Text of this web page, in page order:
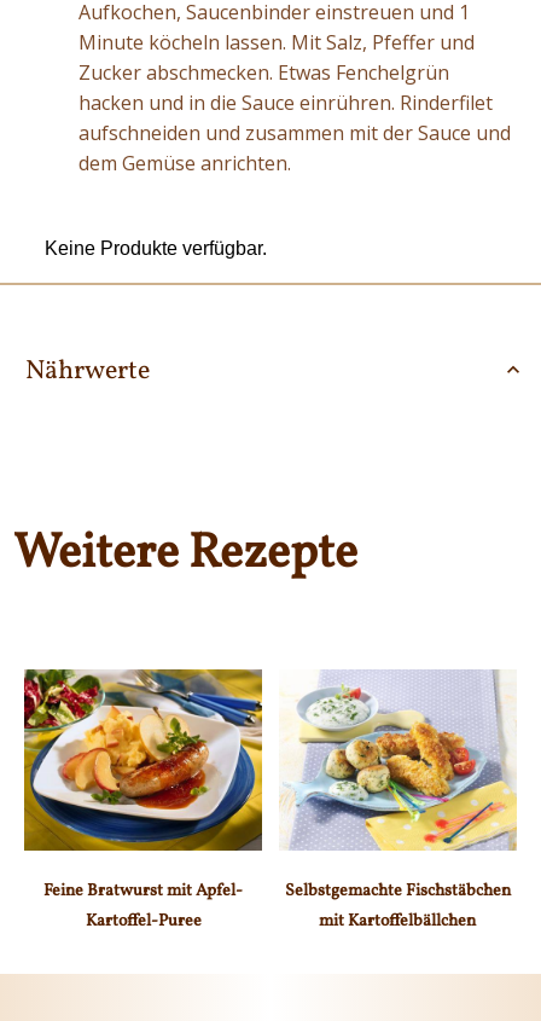
Aufkochen, Saucenbinder einstreuen und 1
Minute köcheln lassen. Mit Salz, Pfeffer und
Zucker abschmecken. Etwas Fenchelgrün
hacken und in die Sauce einrühren. Rinderfilet
aufschneiden und zusammen mit der Sauce und
dem Gemüse anrichten.
Keine Produkte verfügbar.
Nährwerte
Weitere Rezepte
Feine Bratwurst mit Apfel-
Kartoffel-Puree
Selbstgemachte Fischstäbchen
mit Kartoffelbällchen